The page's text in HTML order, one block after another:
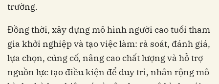
trường.
Đồng thời, xây dựng mô hình người cao tuổi tham
gia khởi nghiệp và tạo việc làm: rà soát, đánh giá,
lựa chọn, củng cố, nâng cao chất lượng và hỗ trợ
nguồn lực tạo điều kiện để duy trì, nhân rộng mô